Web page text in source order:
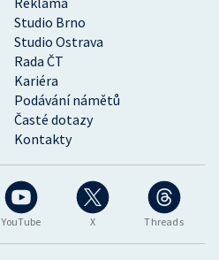
YouTube X Threads
Studio Brno
Studio Ostrava
Rada ČT
Kariéra
Podávání námětů
Časté dotazy
Kontakty